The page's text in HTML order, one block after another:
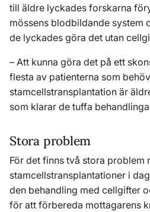
till äldre lyckades forskarna
mössens blodbildande system
de lyckades göra det utan
– Att kunna göra det på ett
flesta av patienterna som
stamcellstransplantation är
som klarar de tuffa
Stora problem
För det finns två stora problem
stamcellstransplantationer i
den behandling med cellgifter
för att förbereda mottagarens